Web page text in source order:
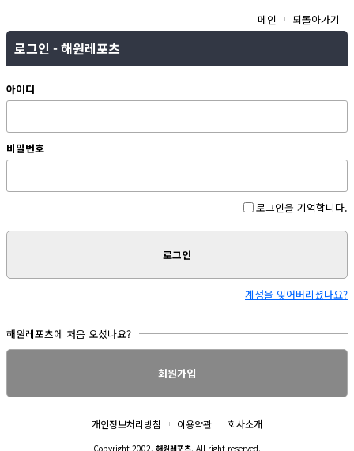
메인 되돌아가기
로그인 - 해원레포츠
아이디
비밀번호
로그인을 기억합니다.
로그인
계정을 잊어버리셨나요?
해원레포츠에 처음 오셨나요?
회원가입
개인정보처리방침 이용약관 회사소개
Copyright 2002. 해원레포츠. All right reserved.